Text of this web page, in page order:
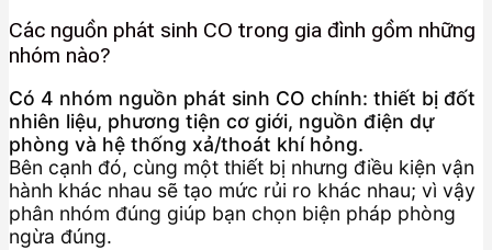
Các nguồn phát sinh CO trong gia đình gồm những
nhóm nào?
Có 4 nhóm nguồn phát sinh CO chính: thiết bị đốt
nhiên liệu, phương tiện cơ giới, nguồn điện dự
phòng và hệ thống xả/thoát khí hỏng.
Bên cạnh đó, cùng một thiết bị nhưng điều kiện vận
hành khác nhau sẽ tạo mức rủi ro khác nhau; vì vậy
phân nhóm đúng giúp bạn chọn biện pháp phòng
ngừa đúng.